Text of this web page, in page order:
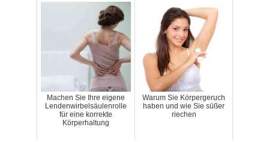
Machen Sie Ihre eigene
Lendenwirbelsäulenrolle
für eine korrekte
Körperhaltung
Warum Sie Körpergeruch
haben und wie Sie süßer
riechen